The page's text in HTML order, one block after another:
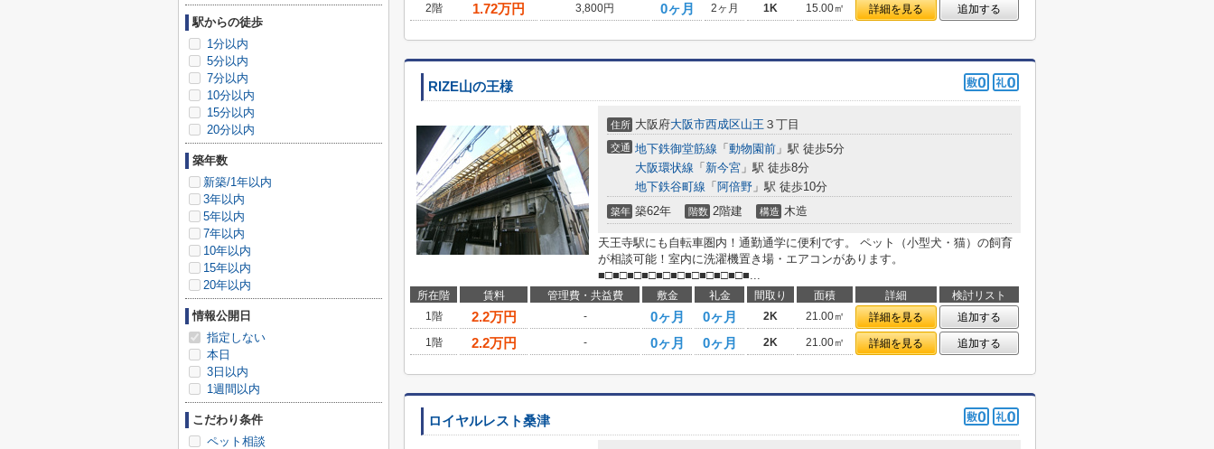
2階
1.72万円 3,800円 0ヶ月 2ヶ月 1K 15.00㎡ 詳細を見る 追加する
RIZE山の王様
住所 大阪府大阪市西成区山王 ３丁目
交通 地下鉄御堂筋線 「 動物園前 」駅 徒歩5分
大阪環状線 「 新今宮 」駅 徒歩8分
地下鉄谷町線 「 阿倍野 」駅 徒歩10分
築年 築62年 階数 2階建 構造 木造
天王寺駅にも自転車圏内！通勤通学に便利です。 ペット（小型犬・猫）の飼育
が相談可能！室内に洗濯機置き場・エアコンがあります。
■□■□■□■□■□■□■□■□■□■□■...
所在階 賃料 管理費・共益費 敷金 礼金 間取り 面積 詳細
検討リスト
1階
2.2万円 - 0ヶ月 0ヶ月 2K 21.00㎡ 詳細を見る
追加する
1階
2.2万円 - 0ヶ月 0ヶ月 2K 21.00㎡ 詳細を見る 追加する
ロイヤルレスト桑津
駅からの徒歩
1分以内
5分以内
7分以内
10分以内
15分以内
20分以内
築年数
新築/1年以内
3年以内
5年以内
7年以内
10年以内
15年以内
20年以内
情報公開日
指定しない
本日
3日以内
1週間以内
こだわり条件
ペット相談